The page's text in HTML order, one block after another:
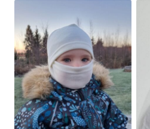
useampi
muunnelma.
Voit
tehdä
valinnat
tuotteen